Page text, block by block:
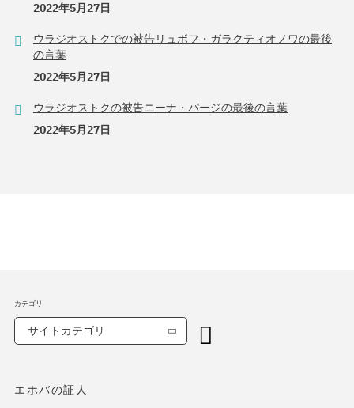
2022年5月27日
ウラジオストクでの被告リュボフ・ガラクティオノワの最後
の言葉
2022年5月27日
ウラジオストクの被告ニーナ・パージの最後の言葉
2022年5月27日
エホバの証人
カテゴリ
サイトカテゴリ